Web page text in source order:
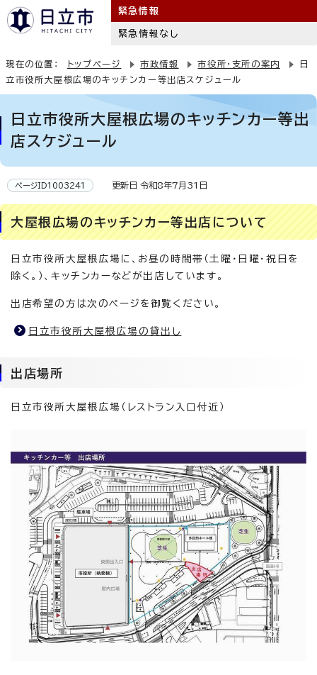
緊急情報
緊急情報なし
現在の位置： トップページ 市政情報 市役所・支所の案内
日
立市役所大屋根広場のキッチンカー等出店スケジュール
日立市役所大屋根広場のキッチンカー等出
店スケジュール
ページID1003241 更新日 令和8年7月31日
大屋根広場のキッチンカー等出店について
日立市役所大屋根広場に、お昼の時間帯（土曜・日曜・祝日を
除く。）、キッチンカーなどが出店しています。
出店希望の方は次のページを御覧ください。
日立市役所大屋根広場の貸出し
出店場所
日立市役所大屋根広場（レストラン入口付近）